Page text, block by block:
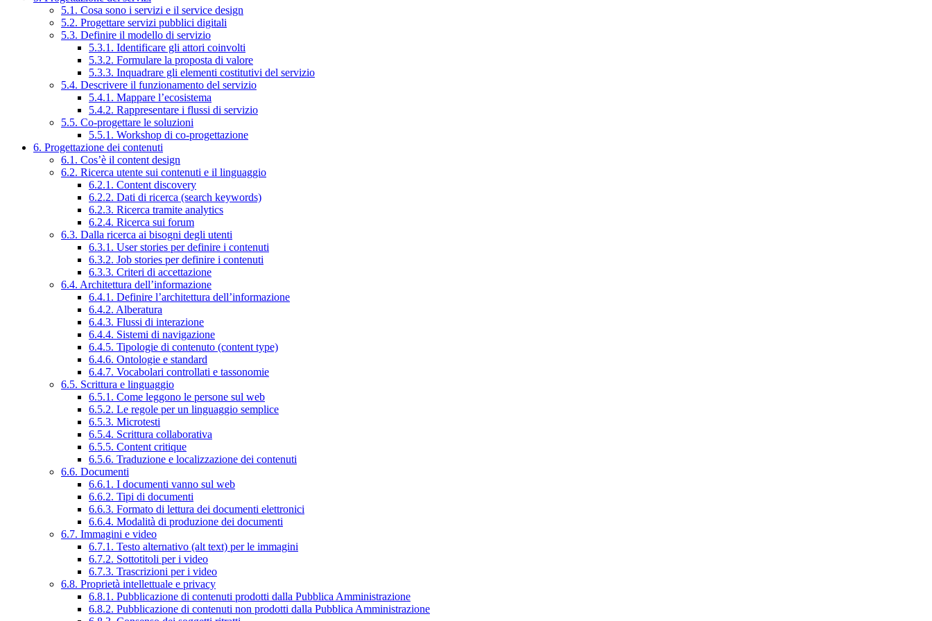
5.1. Cosa sono i servizi e il service design
5.2. Progettare servizi pubblici digitali
5.3. Definire il modello di servizio
5.3.1. Identificare gli attori coinvolti
5.3.2. Formulare la proposta di valore
5.3.3. Inquadrare gli elementi costitutivi del servizio
5.4. Descrivere il funzionamento del servizio
5.4.1. Mappare l’ecosistema
5.4.2. Rappresentare i flussi di servizio
5.5. Co-progettare le soluzioni
5.5.1. Workshop di co-progettazione
6. Progettazione dei contenuti
6.1. Cos’è il content design
6.2. Ricerca utente sui contenuti e il linguaggio
6.2.1. Content discovery
6.2.2. Dati di ricerca (search keywords)
6.2.3. Ricerca tramite analytics
6.2.4. Ricerca sui forum
6.3. Dalla ricerca ai bisogni degli utenti
6.3.1. User stories per definire i contenuti
6.3.2. Job stories per definire i contenuti
6.3.3. Criteri di accettazione
6.4. Architettura dell’informazione
6.4.1. Definire l’architettura dell’informazione
6.4.2. Alberatura
6.4.3. Flussi di interazione
6.4.4. Sistemi di navigazione
6.4.5. Tipologie di contenuto (content type)
6.4.6. Ontologie e standard
6.4.7. Vocabolari controllati e tassonomie
6.5. Scrittura e linguaggio
6.5.1. Come leggono le persone sul web
6.5.2. Le regole per un linguaggio semplice
6.5.3. Microtesti
6.5.4. Scrittura collaborativa
6.5.5. Content critique
6.5.6. Traduzione e localizzazione dei contenuti
6.6. Documenti
6.6.1. I documenti vanno sul web
6.6.2. Tipi di documenti
6.6.3. Formato di lettura dei documenti elettronici
6.6.4. Modalità di produzione dei documenti
6.7. Immagini e video
6.7.1. Testo alternativo (alt text) per le immagini
6.7.2. Sottotitoli per i video
6.7.3. Trascrizioni per i video
6.8. Proprietà intellettuale e privacy
6.8.1. Pubblicazione di contenuti prodotti dalla Pubblica Amministrazione
6.8.2. Pubblicazione di contenuti non prodotti dalla Pubblica Amministrazione